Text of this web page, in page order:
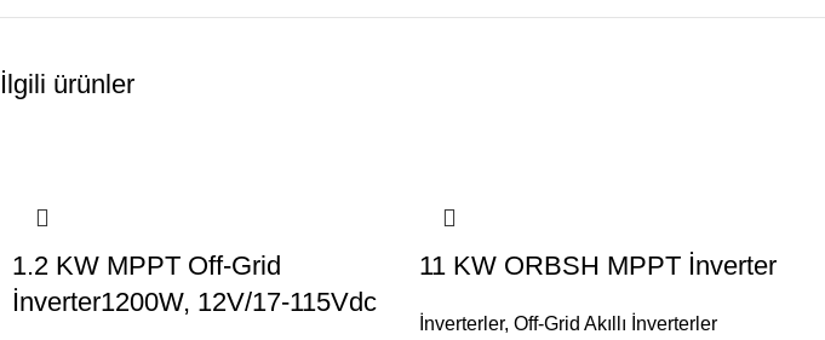
İlgili ürünler
1.2 KW MPPT Off-Grid
İnverter1200W, 12V/17-115Vdc
11 KW ORBSH MPPT İnverter
İnverterler, Off-Grid Akıllı İnverterler